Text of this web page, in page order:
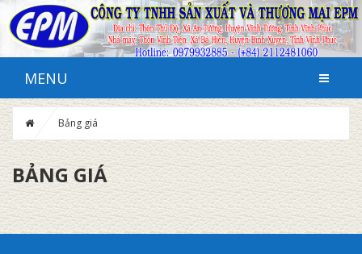
MENU
Bảng giá
BẢNG GIÁ